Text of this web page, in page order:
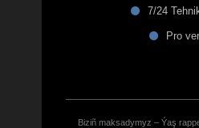
7/24
Pro
Biziñ maksadymyz – Ýaş